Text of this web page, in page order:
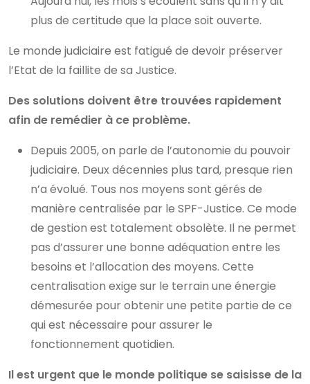
plus de certitude que la place soit ouverte.
Le monde judiciaire est fatigué de devoir préserver
l’Etat de la faillite de sa Justice.
Des solutions doivent être trouvées rapidement
afin de remédier à ce problème.
Depuis 2005, on parle de l’autonomie du pouvoir
judiciaire. Deux décennies plus tard, presque rien
n’a évolué. Tous nos moyens sont gérés de
manière centralisée par le SPF-Justice. Ce mode
de gestion est totalement obsolète. Il ne permet
pas d’assurer une bonne adéquation entre les
besoins et l’allocation des moyens. Cette
centralisation exige sur le terrain une énergie
démesurée pour obtenir une petite partie de ce
qui est nécessaire pour assurer le
fonctionnement quotidien.
Il est urgent que le monde politique se saisisse de la